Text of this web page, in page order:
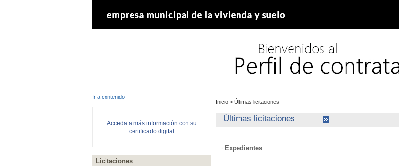
Ir a contenido
Acceda a más información con su
certificado digital
Licitaciones
Inicio > Últimas licitaciones
Últimas licitaciones
Expedientes